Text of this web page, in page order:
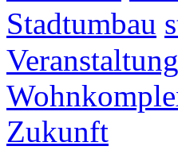
Stadtumbau
Zukunft